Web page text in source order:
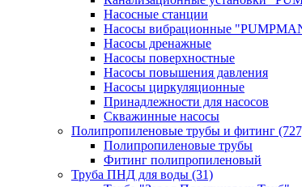
Насосные станции
Насосы вибрационные
Насосы дренажные
Насосы поверхностные
Насосы повышения давления
Насосы циркуляционные
Принадлежности для насосов
Скважинные насосы
Полипропиленовые трубы и фитинг
Полипропиленовые трубы
Фитинг полипропиленовый
Труба ПНД для воды (31)